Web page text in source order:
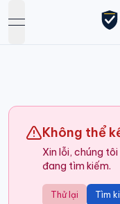
open navigation
Không thể
Xin lỗi, chúng
đang tìm kiếm.
Thử lại Tìm